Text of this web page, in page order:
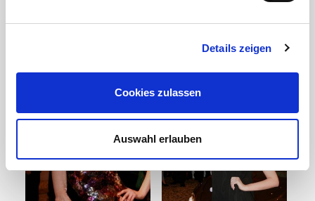
Details zeigen
Cookies zulassen
Auswahl erlauben